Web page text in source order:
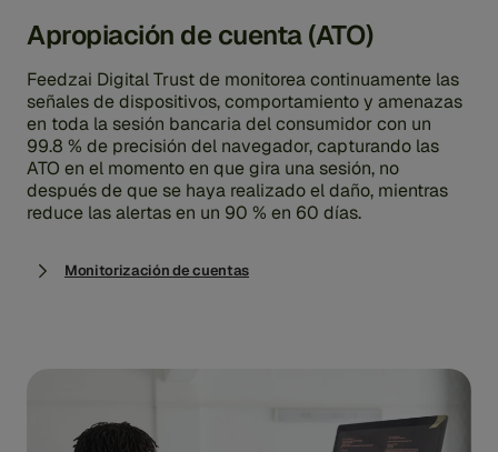
Apropiación de cuenta (ATO)
Feedzai Digital Trust de monitorea continuamente las
señales de dispositivos, comportamiento y amenazas
en toda la sesión bancaria del consumidor con un
99.8 % de precisión del navegador, capturando las
ATO en el momento en que gira una sesión, no
después de que se haya realizado el daño, mientras
reduce las alertas en un 90 % en 60 días.
Monitorización de cuentas